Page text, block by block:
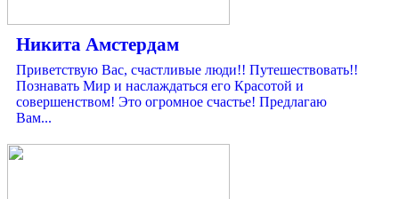
Никита Амстердам
Приветствую Вас, счастливые люди!! Путешествовать!!
Познавать Мир и наслаждаться его Красотой и
совершенством! Это огромное счастье! Предлагаю
Вам...